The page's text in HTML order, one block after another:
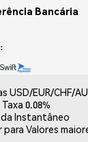
Bancária
USD/EUR/CHF/
0.08%
Instantâneo
para Valores